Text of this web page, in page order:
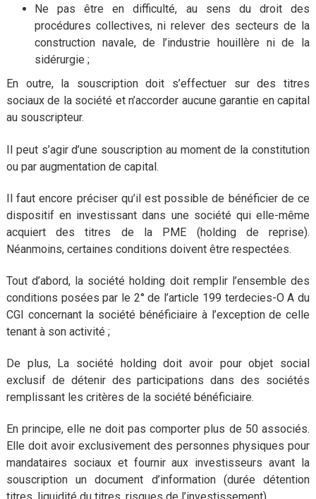
Ne pas être en difficulté, au sens du droit des
procédures collectives, ni relever des secteurs de la
construction navale, de l’industrie houillère ni de la
sidérurgie ;
En outre, la souscription doit s’effectuer sur des titres
sociaux de la société et n’accorder aucune garantie en capital
au souscripteur.
Il peut s’agir d’une souscription au moment de la constitution
ou par augmentation de capital.
Il faut encore préciser qu’il est possible de bénéficier de ce
dispositif en investissant dans une société qui elle-même
acquiert des titres de la PME (holding de reprise).
Néanmoins, certaines conditions doivent être respectées.
Tout d’abord, la société holding doit remplir l’ensemble des
conditions posées par le 2° de l’article 199 terdecies-O A du
CGI concernant la société bénéficiaire à l’exception de celle
tenant à son activité ;
De plus, La société holding doit avoir pour objet social
exclusif de détenir des participations dans des sociétés
remplissant les critères de la société bénéficiaire.
En principe, elle ne doit pas comporter plus de 50 associés.
Elle doit avoir exclusivement des personnes physiques pour
mandataires sociaux et fournir aux investisseurs avant la
souscription un document d’information (durée détention